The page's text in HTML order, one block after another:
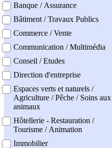
Banque / Assurance
Bâtiment / Travaux Publics
Commerce / Vente
Communication / Multimédia
Conseil / Etudes
Direction d'entreprise
Espaces verts et naturels /
Agriculture / Pêche / Soins aux
animaux
Hôtellerie - Restauration /
Tourisme / Animation
Immobilier